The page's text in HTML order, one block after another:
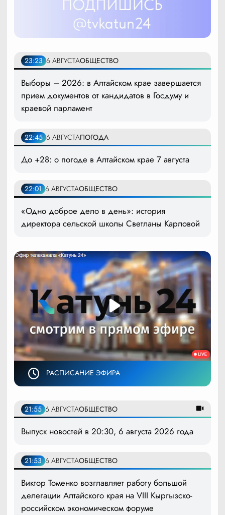
23:23 6 АВГУСТАОБЩЕСТВО
Выборы – 2026: в Алтайском крае завершается
прием документов от кандидатов в Госдуму и
краевой парламент
22:45 6 АВГУСТАПОГОДА
До +28: о погоде в Алтайском крае 7 августа
22:01 6 АВГУСТАОБЩЕСТВО
«Одно доброе дело в день»: история
директора сельской школы Светланы Карловой
РАСПИСАНИЕ ЭФИРА
21:55 6 АВГУСТАОБЩЕСТВО
Выпуск новостей в 20:30, 6 августа 2026 года
21:53 6 АВГУСТАОБЩЕСТВО
Виктор Томенко возглавляет работу большой
делегации Алтайского края на VIII Кыргызско-
российском экономическом форуме